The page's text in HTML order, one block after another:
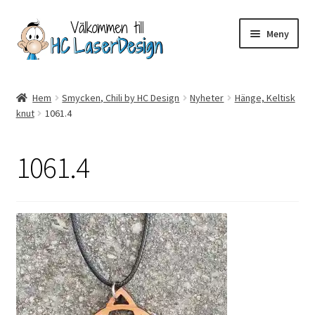
Hoppa
till
navigering
Hoppa
till
innehåll
Meny
Aktuell info mm
Kontakt
Köpvillkor
Logotypes
Hem Smycken, Chili by HC Design Nyheter
Hänge, Keltisk
knut
1061.4
1061.4